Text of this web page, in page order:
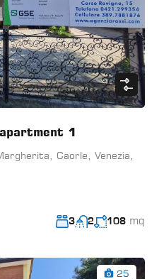
1
Caorle, Venezia,
3 2 108 mq
25